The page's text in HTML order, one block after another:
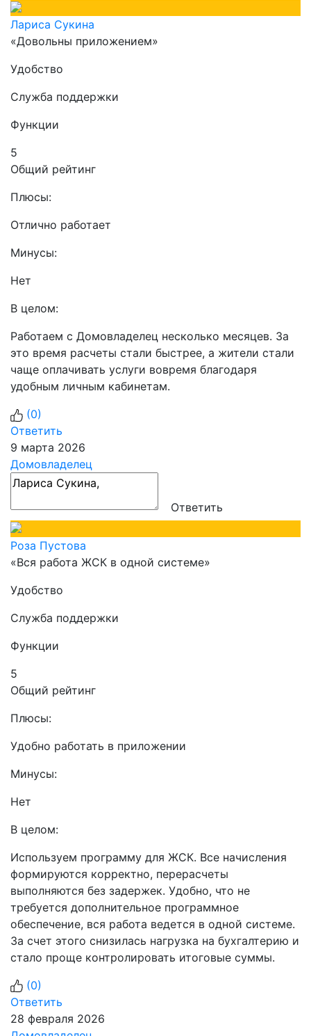
Лариса Сукина
«Довольны приложением»
Удобство
Служба поддержки
Функции
5
Общий рейтинг
Плюсы:
Отлично работает
Минусы:
Нет
В целом:
Работаем с Домовладелец несколько месяцев. За
это время расчеты стали быстрее, а жители стали
чаще оплачивать услуги вовремя благодаря
удобным личным кабинетам.
(0)
Ответить
9 марта 2026
Домовладелец
Ответить
Роза Пустова
«Вся работа ЖСК в одной системе»
Удобство
Служба поддержки
Функции
5
Общий рейтинг
Плюсы:
Удобно работать в приложении
Минусы:
Нет
В целом:
Используем программу для ЖСК. Все начисления
формируются корректно, перерасчеты
выполняются без задержек. Удобно, что не
требуется дополнительное программное
обеспечение, вся работа ведется в одной системе.
За счет этого снизилась нагрузка на бухгалтерию и
стало проще контролировать итоговые суммы.
(0)
Ответить
28 февраля 2026